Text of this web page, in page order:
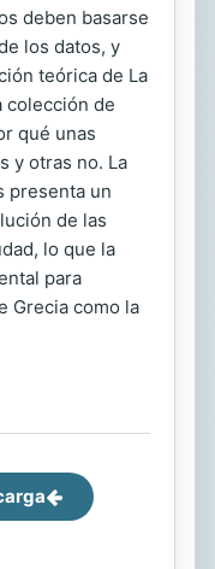
deben basarse
los datos, y
teórica de La
colección de
qué unas
y otras no. La
presenta un
de las
lo que la
para
Grecia como la